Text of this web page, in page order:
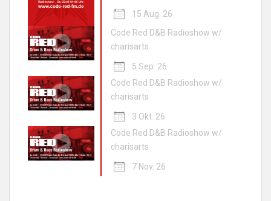
15 Aug. 26
Code Red D&B Radioshow w/
charisarts
5 Sep. 26
Code Red D&B Radioshow w/
charisarts
3 Okt. 26
Code Red D&B Radioshow w/
charisarts
7 Nov. 26